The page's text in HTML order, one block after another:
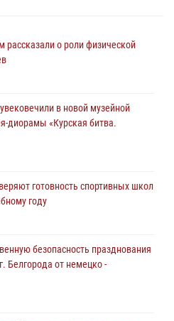
рассказали о роли физической
в новой музейной
«Курская битва.
готовность спортивных школ
году
безопасность празднования
Белгорода от немецко -